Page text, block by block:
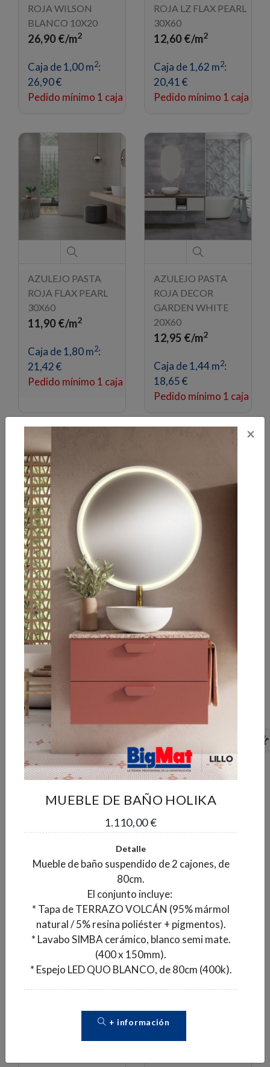
ROJA WILSON
BLANCO 10X20
26,90 €/m2
Caja de 1,00 m2:
26,90 €
Pedido mínimo 1 caja
ROJA LZ FLAX PEARL
30X60
12,60 €/m2
Caja de 1,62 m2:
20,41 €
Pedido mínimo 1 caja
AZULEJO PASTA
ROJA FLAX PEARL
30X60
11,90 €/m2
Caja de 1,80 m2:
21,42 €
Pedido mínimo 1 caja
AZULEJO PASTA
ROJA DECOR
GARDEN WHITE
20X60
12,95 €/m2
Caja de 1,44 m2:
18,65 €
Pedido mínimo 1 caja
AZULEJO PASTA
ROJA GARDEN
WHITE 20X60
12,25 €/m2
17,64 €
Pedido mínimo 1 caja
AZULEJO PASTA
ROJA WILDE WARM
MATE 30X60
12,90 €/m
Caja de 1,62 m
Pedido mínimo 1 caja
AZULEJO PASTA
MOSAIC WARM
MATE 30X60
12,50 €/m2
:
20,25 €
AZULEJO PASTA
MATE 30X60
11,95 €/m 2
Caja de 1,80 m2 :
21,51 €
Pedido mínimo 1 caja
×
MUEBLE DE BAÑO HOLIKA
1.110,00 €
Detalle
Mueble de baño suspendido de 2 cajones, de
80cm.
El conjunto incluye:
* Tapa de TERRAZO VOLCÁN (95% mármol
natural / 5% resina poliéster + pigmentos).
* Lavabo SIMBA cerámico, blanco semi mate.
(400 x 150mm).
* Espejo LED QUO BLANCO, de 80cm (400k).
+ información